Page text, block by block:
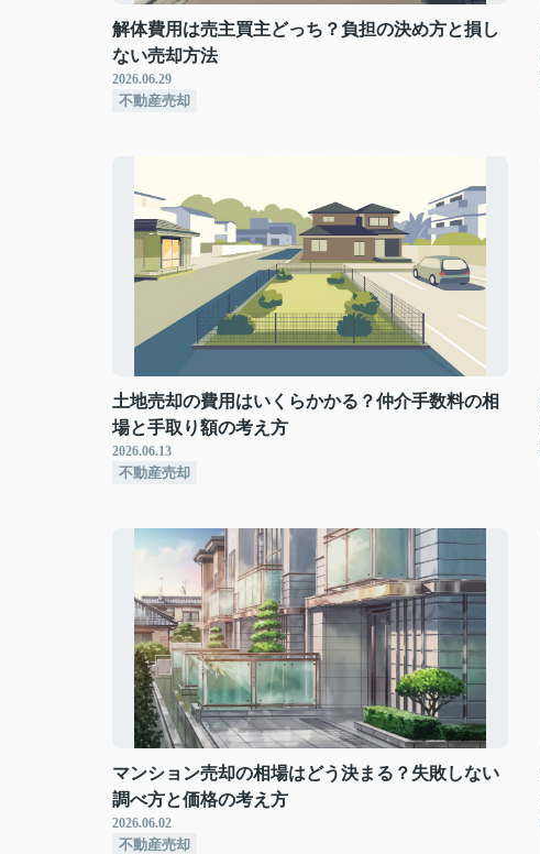
解体費用は売主買主どっち？負担の決め方と損し
ない売却方法
2026.06.29
不動産売却
土地売却の費用はいくらかかる？仲介手数料の相
場と手取り額の考え方
2026.06.13
不動産売却
マンション売却の相場はどう決まる？失敗しない
調べ方と価格の考え方
2026.06.02
不動産売却